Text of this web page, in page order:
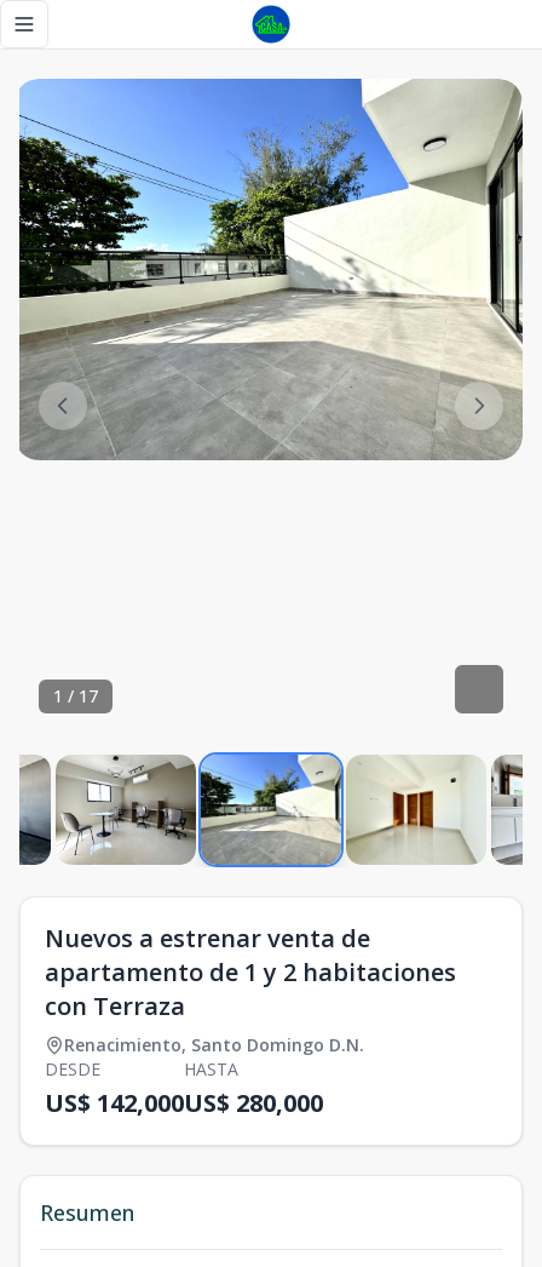
Toggle navigation menu
1 / 17
Nuevos a estrenar venta de
apartamento de 1 y 2 habitaciones
con Terraza
Renacimiento, Santo Domingo D.N.
DESDE
US$ 142,000
HASTA
US$ 280,000
Resumen
Nuevos a estrenar venta de apartamento de 1 y 2